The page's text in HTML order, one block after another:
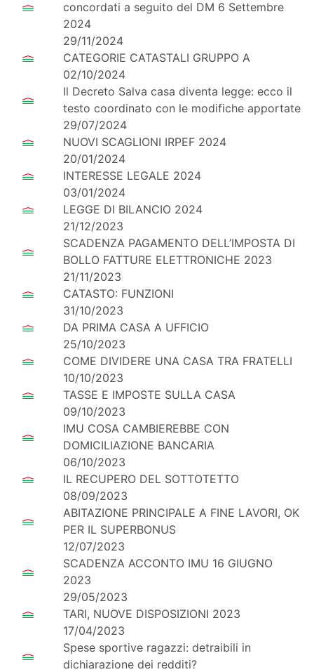
concordati a seguito del DM 6 Settembre
2024
29/11/2024
CATEGORIE CATASTALI GRUPPO A
02/10/2024
Il Decreto Salva casa diventa legge: ecco il
testo coordinato con le modifiche apportate
29/07/2024
NUOVI SCAGLIONI IRPEF 2024
20/01/2024
INTERESSE LEGALE 2024
03/01/2024
LEGGE DI BILANCIO 2024
21/12/2023
SCADENZA PAGAMENTO DELL’IMPOSTA DI
BOLLO FATTURE ELETTRONICHE 2023
21/11/2023
CATASTO: FUNZIONI
31/10/2023
DA PRIMA CASA A UFFICIO
25/10/2023
COME DIVIDERE UNA CASA TRA FRATELLI
10/10/2023
TASSE E IMPOSTE SULLA CASA
09/10/2023
IMU COSA CAMBIEREBBE CON
DOMICILIAZIONE BANCARIA
06/10/2023
IL RECUPERO DEL SOTTOTETTO
08/09/2023
ABITAZIONE PRINCIPALE A FINE LAVORI, OK
PER IL SUPERBONUS
12/07/2023
SCADENZA ACCONTO IMU 16 GIUGNO
2023
29/05/2023
TARI, NUOVE DISPOSIZIONI 2023
17/04/2023
Spese sportive ragazzi: detraibili in
dichiarazione dei redditi?